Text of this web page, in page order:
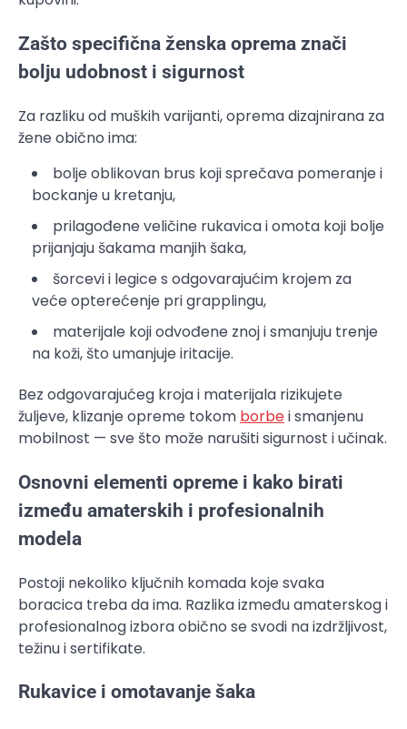
Zašto specifična ženska oprema znači
bolju udobnost i sigurnost
Za razliku od muških varijanti, oprema dizajnirana za
žene obično ima:
bolje oblikovan brus koji sprečava pomeranje i
bockanje u kretanju,
prilagođene veličine rukavica i omota koji bolje
prijanjaju šakama manjih šaka,
šorcevi i legice s odgovarajućim krojem za
veće opterećenje pri grapplingu,
materijale koji odvođene znoj i smanjuju trenje
na koži, što umanjuje iritacije.
Bez odgovarajućeg kroja i materijala rizikujete
žuljeve, klizanje opreme tokom borbei smanjenu
mobilnost — sve što može narušiti sigurnost i učinak.
Osnovni elementi opreme i kako birati
između amaterskih i profesionalnih
modela
Postoji nekoliko ključnih komada koje svaka
boracica treba da ima. Razlika između amaterskog i
profesionalnog izbora obično se svodi na izdržljivost,
težinu i sertifikate.
Rukavice i omotavanje šaka